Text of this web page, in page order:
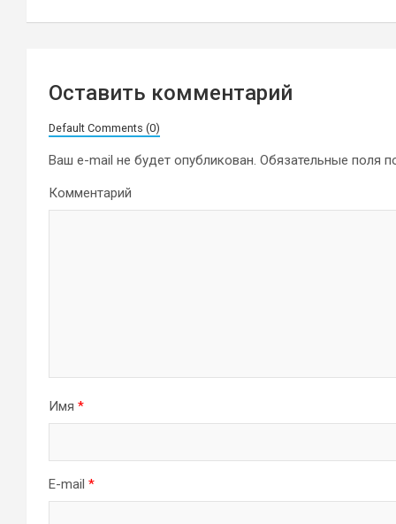
записям
Оставить комментарий
Default Comments (0)
Ваш e-mail не будет опубликован. Обязательные поля
Комментарий
Имя *
E-mail *